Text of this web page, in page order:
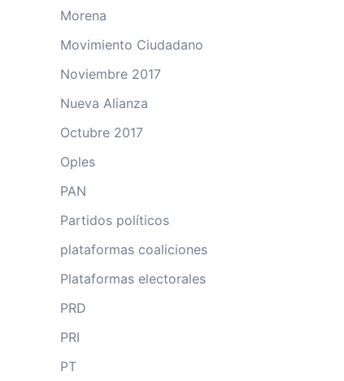
Morena
Movimiento Ciudadano
Noviembre 2017
Nueva Alianza
Octubre 2017
Oples
PAN
Partidos políticos
plataformas coaliciones
Plataformas electorales
PRD
PRI
PT